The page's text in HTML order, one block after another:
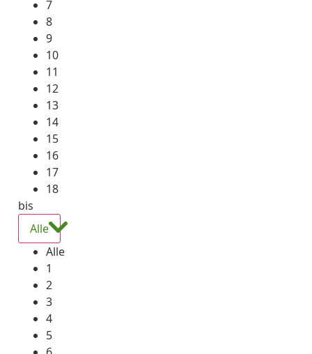
7
8
9
10
11
12
13
14
15
16
17
18
bis
Alle
Alle
1
2
3
4
5